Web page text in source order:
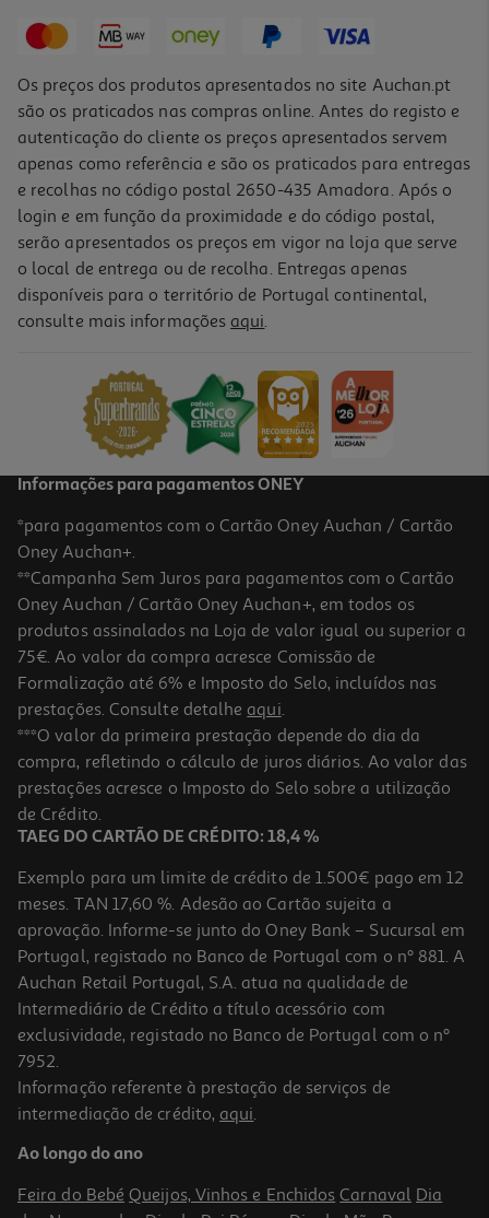
-35%
Vinho Tinto Pacheca Superior Douro 0.75l
Price reduced from
Vinho Tinto Duas Quintas Reserva Douro 0.75l
56.65 €/Lt
42,49 €
Vinho Tinto Quinta Dos Avidagos Douro 0.75l
6.52 €/Lt
4,89 €
Os preços dos produtos apresentados no site Auchan.pt
são os praticados nas compras online. Antes do registo e
autenticação do cliente os preços apresentados servem
apenas como referência e são os praticados para entregas
e recolhas no código postal 2650-435 Amadora. Após o
login e em função da proximidade e do código postal,
serão apresentados os preços em vigor na loja que serve
o local de entrega ou de recolha. Entregas apenas
disponíveis para o território de Portugal continental,
consulte mais informações aqui.
Informações para pagamentos ONEY
*para pagamentos com o Cartão Oney Auchan / Cartão
Oney Auchan+.
**Campanha Sem Juros para pagamentos com o Cartão
Oney Auchan / Cartão Oney Auchan+, em todos os
produtos assinalados na Loja de valor igual ou superior a
75€. Ao valor da compra acresce Comissão de
Formalização até 6% e Imposto do Selo, incluídos nas
prestações. Consulte detalhe aqui.
***O valor da primeira prestação depende do dia da
compra, refletindo o cálculo de juros diários. Ao valor das
prestações acresce o Imposto do Selo sobre a utilização
de Crédito.
TAEG DO CARTÃO DE CRÉDITO: 18,4 %
Exemplo para um limite de crédito de 1.500€ pago em 12
meses. TAN 17,60 %. Adesão ao Cartão sujeita a
aprovação. Informe-se junto do Oney Bank – Sucursal em
Portugal, registado no Banco de Portugal com o nº 881. A
Auchan Retail Portugal, S.A. atua na qualidade de
Intermediário de Crédito a título acessório com
exclusividade, registado no Banco de Portugal com o nº
7952.
Informação referente à prestação de serviços de
intermediação de crédito, aqui.
Ao longo do ano
Feira do Bebé Queijos, Vinhos e Enchidos Carnaval Dia